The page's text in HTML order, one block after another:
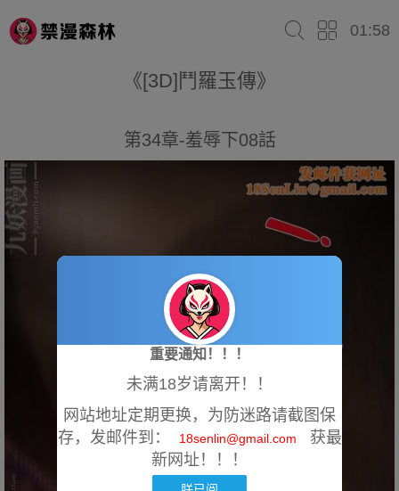
01:58
《[3D]鬥羅玉傳》
第34章-羞辱下08話
重要通知！！！
未满18岁请离开！！
网站地址定期更换，为防迷路请截图保
存，发邮件到：
18senlin@gmail.com
获最
新网址！！！